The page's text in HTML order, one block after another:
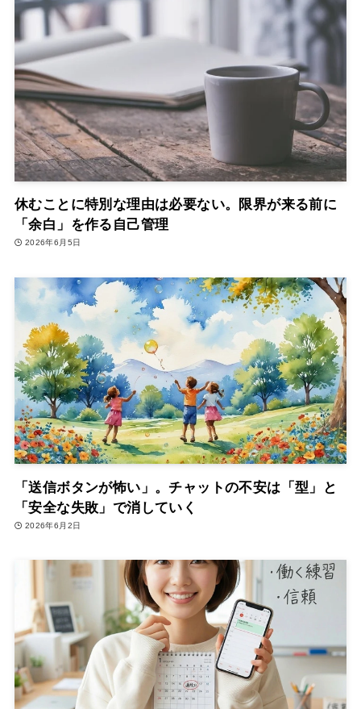
休むことに特別な理由は必要ない。限界が来る前に
「余白」を作る自己管理
2026年6月5日
「送信ボタンが怖い」。チャットの不安は「型」と
「安全な失敗」で消していく
2026年6月2日